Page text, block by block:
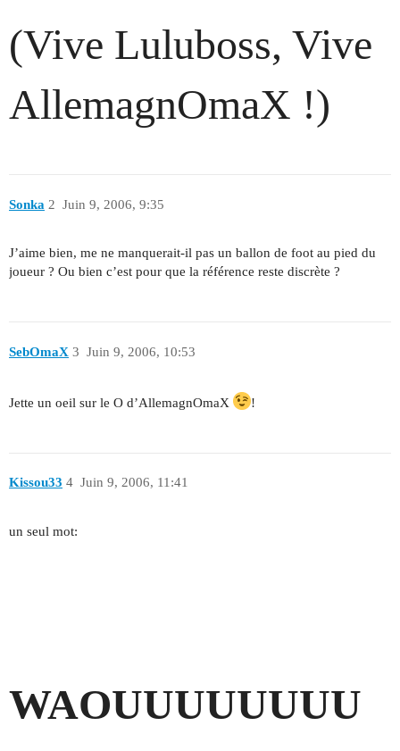
(Vive Luluboss, Vive
AllemagnOmaX !)
Sonka Juin 9, 2006, 9:35
2
J’aime bien, me ne manquerait-il pas un ballon de foot au pied du
joueur ? Ou bien c’est pour que la référence reste discrète ?
SebOmaX Juin 9, 2006, 10:53
3
Jette un oeil sur le O d’AllemagnOmaX !
Kissou33 Juin 9, 2006, 11:41
4
un seul mot:
WAOUUUUUUUU